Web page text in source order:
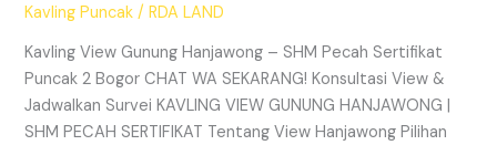
Kavling Puncak /RDA LAND
Kavling View Gunung Hanjawong – SHM Pecah Sertifikat
Puncak 2 Bogor CHAT WA SEKARANG! Konsultasi View &
Jadwalkan Survei KAVLING VIEW GUNUNG HANJAWONG |
SHM PECAH SERTIFIKAT Tentang View Hanjawong Pilihan